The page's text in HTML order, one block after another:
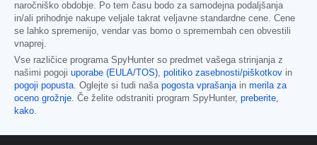
naročniško obdobje. Po tem času bodo za samodejna podaljšanja
in/ali prihodnje nakupe veljale takrat veljavne standardne cene. Cene
se lahko spremenijo, vendar vas bomo o spremembah cen obvestili
vnaprej.
Vse različice programa SpyHunter so predmet vašega strinjanja z
našimi pogoji uporabe (EULA/TOS), politiko zasebnosti/piškotkov in
pogoji popusta. Oglejte si tudi naša pogosta vprašanjain merila za
oceno grožnje. Če želite odstraniti program SpyHunter, preberite,
kako.